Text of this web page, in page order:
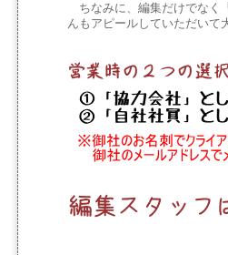
ちなみに、編集だけでなく
んもアピールしていただいて